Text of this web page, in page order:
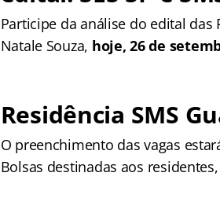
Participe da análise do edital das
Natale Souza, hoje, 26 de
Residência SMS
O preenchimento das vagas
Bolsas destinadas aos